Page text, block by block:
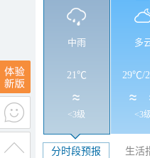
中雨
21℃
<3级
多
29℃/
<3
分时段预报 生活